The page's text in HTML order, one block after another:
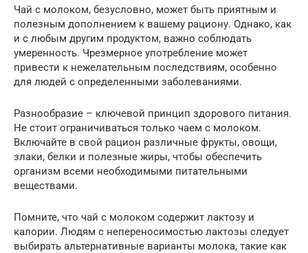
Чай с молоком, безусловно, может быть приятным и
полезным дополнением к вашему рациону. Однако, как
и с любым другим продуктом, важно соблюдать
умеренность. Чрезмерное употребление может
привести к нежелательным последствиям, особенно
для людей с определенными заболеваниями.
Разнообразие – ключевой принцип здорового питания.
Не стоит ограничиваться только чаем с молоком.
Включайте в свой рацион различные фрукты, овощи,
злаки, белки и полезные жиры, чтобы обеспечить
организм всеми необходимыми питательными
веществами.
Помните, что чай с молоком содержит лактозу и
калории. Людям с непереносимостью лактозы следует
выбирать альтернативные варианты молока, такие как